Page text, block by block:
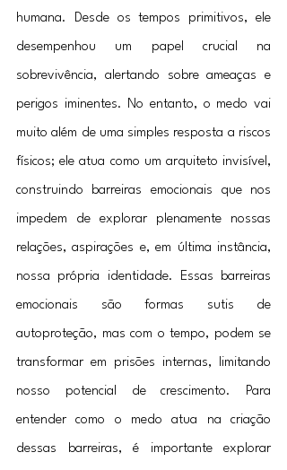
humana. Desde os tempos primitivos, ele
desempenhou um papel crucial na
sobrevivência, alertando sobre ameaças e
perigos iminentes. No entanto, o medo vai
muito além de uma simples resposta a riscos
físicos; ele atua como um arquiteto invisível,
construindo barreiras emocionais que nos
impedem de explorar plenamente nossas
relações, aspirações e, em última instância,
nossa própria identidade. Essas barreiras
emocionais são formas sutis de
autoproteção, mas com o tempo, podem se
transformar em prisões internas, limitando
nosso potencial de crescimento. Para
entender como o medo atua na criação
dessas barreiras, é importante explorar